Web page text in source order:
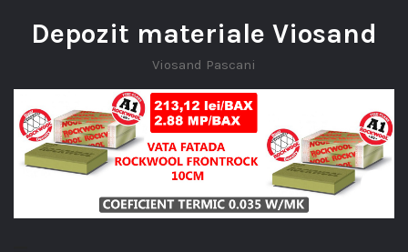
Depozit materiale Viosand
Viosand Pascani